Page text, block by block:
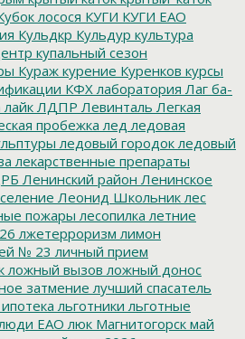
лосося КУГИ КУГИ ЕАО
Кульдкр Кульдур культура
купальный сезон
Кураж курение Куренков курсы
КФХ лаборатория Лаг ба-
лайк ЛДПР Левинталь Легкая
пробежка лед ледовая
ледовый городок ледовый
лекарственные препараты
Ленинский район Ленинское
Леонид Школьник лес
пожары лесопилка летние
лжетерроризм лимон
№ 23 личный прием
ложный вызов ложный донос
затмение лучший спасатель
льготники льготные
люди ЕАО люк Магнитогорск май